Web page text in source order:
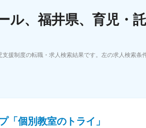
データで見る転職
ル、福井県、育児・
援制度の転職・求人検索結果です。左の求人検索条
「個別教室のトライ」